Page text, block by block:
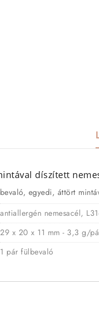
díszített
egyedi, áttört
antiallergén nemesacél,
29 x 20 x 11 mm - 3,3 g/
1 pár fülbevaló